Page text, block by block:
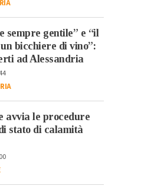
sempre gentile” e “il
bicchiere di vino”:
ad Alessandria
avvia le procedure
stato di calamità